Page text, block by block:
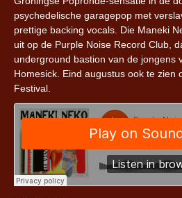
psychedelische garagepop met
prettige backing vocals. Die Maneki
uit op de Purple Noise Record Club,
underground bastion van de jongens
Homesick. Eind augustus ook te zien
Festival.